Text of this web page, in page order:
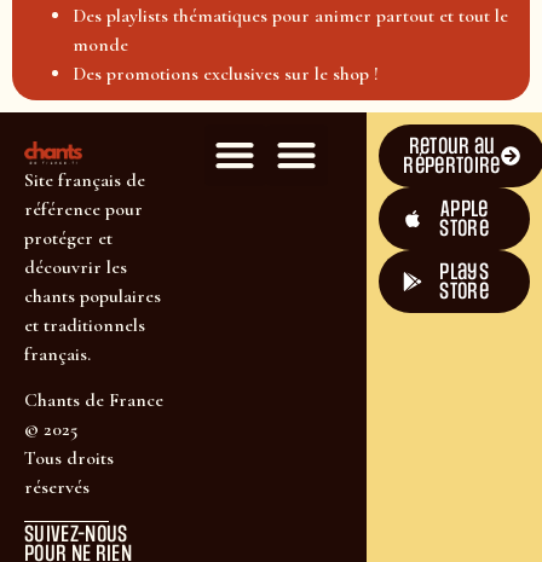
Des playlists thématiques pour animer partout et tout le
monde
Des promotions exclusives sur le shop !
Site français de
référence pour
protéger et
découvrir les
chants populaires
et traditionnels
français.
Chants de France
© 2025
Tous droits
réservés
SUIVEZ-NOUS
POUR NE RIEN
Retour au
répertoire
Apple
Store
plays
store